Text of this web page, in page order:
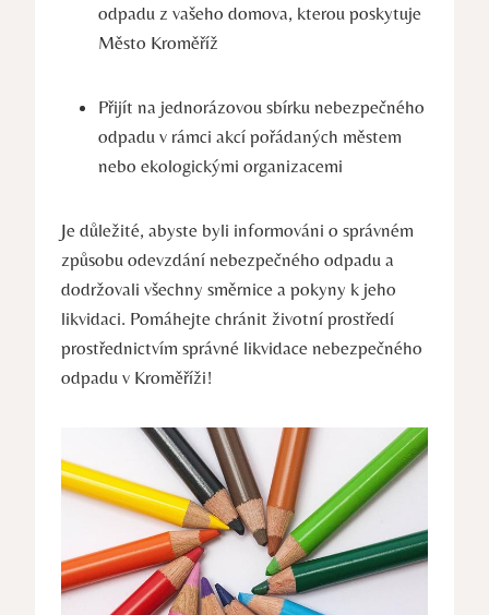
odpadu z vašeho domova, kterou poskytuje
Město Kroměříž
Přijít na jednorázovou sbírku nebezpečného
odpadu v rámci akcí pořádaných městem
nebo ekologickými organizacemi
Je důležité, abyste byli informováni o správném
způsobu odevzdání nebezpečného odpadu a
dodržovali všechny směrnice a pokyny k jeho
likvidaci. Pomáhejte chránit životní prostředí
prostřednictvím správné likvidace nebezpečného
odpadu v Kroměříži!